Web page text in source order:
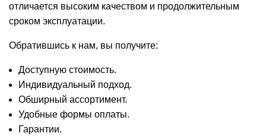
отличается высоким качеством и продолжительным
сроком эксплуатации.
Обратившись к нам, вы получите:
Доступную стоимость.
Индивидуальный подход.
Обширный ассортимент.
Удобные формы оплаты.
Гарантии.